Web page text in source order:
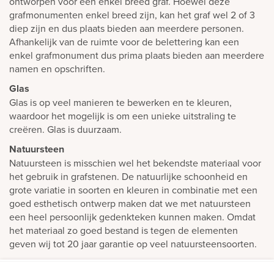
grafmonumenten enkel breed zijn, kan het graf wel 2 of 3
diep zijn en dus plaats bieden aan meerdere personen.
Afhankelijk van de ruimte voor de belettering kan een
enkel grafmonument dus prima plaats bieden aan meerdere
namen en opschriften.
Glas
Glas is op veel manieren te bewerken en te kleuren,
waardoor het mogelijk is om een unieke uitstraling te
creëren. Glas is duurzaam.
Natuursteen
Natuursteen is misschien wel het bekendste materiaal voor
het gebruik in grafstenen. De natuurlijke schoonheid en
grote variatie in soorten en kleuren in combinatie met een
goed esthetisch ontwerp maken dat we met natuursteen
een heel persoonlijk gedenkteken kunnen maken. Omdat
het materiaal zo goed bestand is tegen de elementen
geven wij tot 20 jaar garantie op veel natuursteensoorten.